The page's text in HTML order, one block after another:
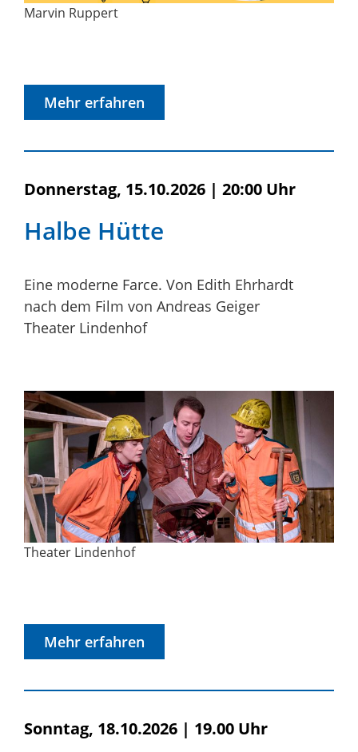
Marvin Ruppert
Mehr erfahren
Donnerstag, 15.10.2026 | 20:00 Uhr
Halbe Hütte
Eine moderne Farce. Von Edith Ehrhardt
nach dem Film von Andreas Geiger
Theater Lindenhof
Theater Lindenhof
Mehr erfahren
Sonntag, 18.10.2026 | 19.00 Uhr